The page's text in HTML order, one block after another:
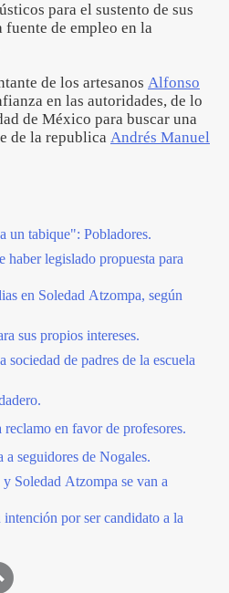
para el sustento de sus
fuente de empleo en la
de los artesanos Alfonso
en las autoridades, de lo
de México para buscar una
de la republica Andrés Manuel
un tabique": Pobladores.
legislado propuesta para
en Soledad Atzompa, según
sus propios intereses.
sociedad de padres de la escuela
en favor de profesores.
seguidores de Nogales.
Soledad Atzompa se van a
por ser candidato a la